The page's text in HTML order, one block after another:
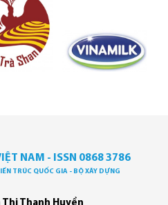
NAM - ISSN 0868 3786
TRÚC QUỐC GIA - BỘ XÂY DỰNG